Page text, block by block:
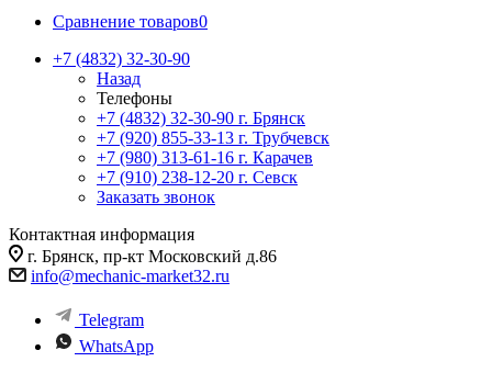
Сравнение товаров0
+7 (4832) 32-30-90
Назад
Телефоны
+7 (4832) 32-30-90 г. Брянск
+7 (920) 855-33-13 г. Трубчевск
+7 (980) 313-61-16 г. Карачев
+7 (910) 238-12-20 г. Севск
Заказать звонок
Контактная информация
г. Брянск, пр-кт Московский д.86
info@mechanic-market32.ru
Telegram
WhatsApp